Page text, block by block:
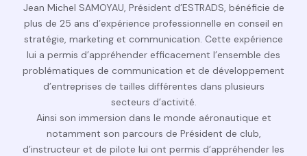
Jean Michel SAMOYAU, Président d’ESTRADS, bénéficie de
plus de 25 ans d’expérience professionnelle en conseil en
stratégie, marketing et communication. Cette expérience
lui a permis d’appréhender efficacement l’ensemble des
problématiques de communication et de développement
d’entreprises de tailles différentes dans plusieurs
secteurs d’activité.
Ainsi son immersion dans le monde aéronautique et
notamment son parcours de Président de club,
d’instructeur et de pilote lui ont permis d’appréhender les